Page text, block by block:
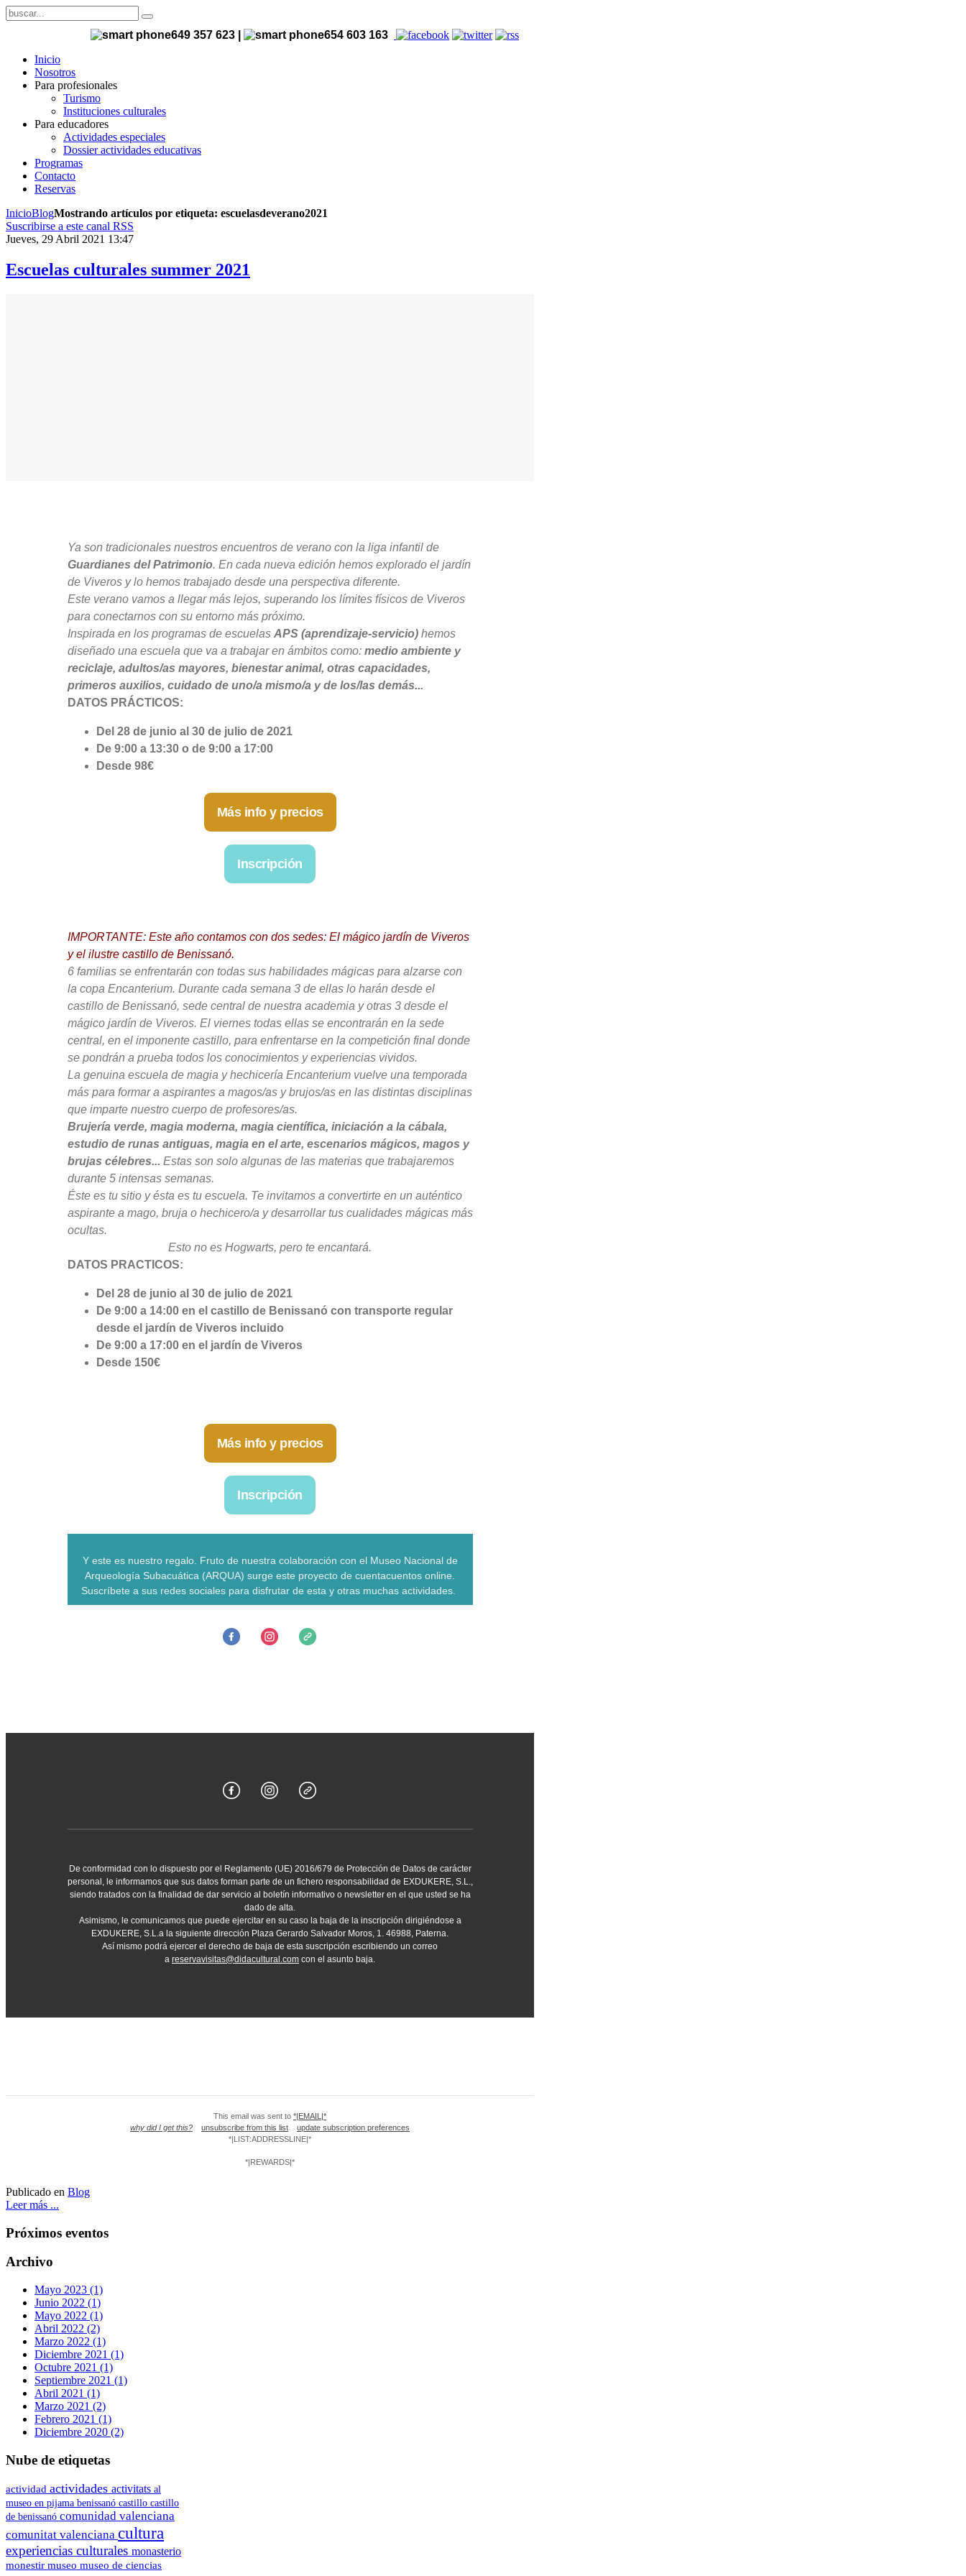
649 357 623 |
654 603 163
Inicio
Nosotros
Para profesionales
Turismo
Instituciones culturales
Para educadores
Actividades especiales
Dossier actividades educativas
Programas
Contacto
Reservas
InicioBlogMostrando artículos por etiqueta: escuelasdeverano2021
Suscribirse a este canal RSS
Jueves, 29 Abril 2021 13:47
Escuelas culturales summer 2021
Ya son tradicionales nuestros encuentros de verano con la liga infantil de
Guardianes del Patrimonio. En cada nueva edición hemos explorado el jardín
de Viveros y lo hemos trabajado desde una perspectiva diferente.
Este verano vamos a llegar más lejos, superando los límites físicos de Viveros
para conectarnos con su entorno más próximo.
Inspirada en los programas de escuelas APS (aprendizaje-servicio)hemos
diseñado una escuela que va a trabajar en ámbitos como: medio ambiente y
reciclaje, adultos/as mayores, bienestar animal, otras capacidades,
primeros auxilios, cuidado de uno/a mismo/a y de los/las demás...
DATOS PRÁCTICOS:
Del 28 de junio al 30 de julio de 2021
De 9:00 a 13:30 o de 9:00 a 17:00
Desde 98€
Más info y precios
Inscripción
IMPORTANTE: Este año contamos con dos sedes: El mágico jardín de Viveros
y el ilustre castillo de Benissanó.
6 familias se enfrentarán con todas sus habilidades mágicas para alzarse con
la copa Encanterium. Durante cada semana 3 de ellas lo harán desde el
castillo de Benissanó, sede central de nuestra academia y otras 3 desde el
mágico jardín de Viveros. El viernes todas ellas se encontrarán en la sede
central, en el imponente castillo, para enfrentarse en la competición final donde
se pondrán a prueba todos los conocimientos y experiencias vividos.
La genuina escuela de magia y hechicería Encanterium vuelve una temporada
más para formar a aspirantes a magos/as y brujos/as en las distintas disciplinas
que imparte nuestro cuerpo de profesores/as.
Brujería verde, magia moderna, magia científica, iniciación a la cábala,
estudio de runas antiguas, magia en el arte, escenarios mágicos, magos y
brujas célebres... Estas son solo algunas de las materias que trabajaremos
durante 5 intensas semanas.
Éste es tu sitio y ésta es tu escuela. Te invitamos a convertirte en un auténtico
aspirante a mago, bruja o hechicero/a y desarrollar tus cualidades mágicas más
ocultas.
Esto no es Hogwarts, pero te encantará.
DATOS PRACTICOS:
Del 28 de junio al 30 de julio de 2021
De 9:00 a 14:00 en el castillo de Benissanó con transporte regular
desde el jardín de Viveros incluido
De 9:00 a 17:00 en el jardín de Viveros
Desde 150€
Más info y precios
Inscripción
Y este es nuestro regalo. Fruto de nuestra colaboración con el Museo Nacional de
Arqueología Subacuática (ARQUA) surge este proyecto de cuentacuentos online.
Suscríbete a sus redes sociales para disfrutar de esta y otras muchas actividades.
De conformidad con lo dispuesto por el Reglamento (UE) 2016/679 de Protección de Datos de carácter
personal, le informamos que sus datos forman parte de un fichero responsabilidad de EXDUKERE, S.L.,
siendo tratados con la finalidad de dar servicio al boletín informativo o newsletter en el que usted se ha
dado de alta.
Asimismo, le comunicamos que puede ejercitar en su caso la baja de la inscripción dirigiéndose a
EXDUKERE, S.L.a la siguiente dirección Plaza Gerardo Salvador Moros, 1. 46988, Paterna.
Así mismo podrá ejercer el derecho de baja de esta suscripción escribiendo un correo
a reservavisitas@didacultural.com con el asunto baja.
This email was sent to *|EMAIL|*
why did I get this?
unsubscribe from this list
update subscription preferences
*|LIST:ADDRESSLINE|*
*|REWARDS|*
Publicado en Blog
Leer más ...
Próximos eventos
Archivo
Mayo 2023 (1)
Junio 2022 (1)
Mayo 2022 (1)
Abril 2022 (2)
Marzo 2022 (1)
Diciembre 2021 (1)
Octubre 2021 (1)
Septiembre 2021 (1)
Abril 2021 (1)
Marzo 2021 (2)
Febrero 2021 (1)
Diciembre 2020 (2)
Nube de etiquetas
actividad actividades activitats al
museo en pijama benissanó castillo castillo
de benissanó comunidad valenciana
comunitat valenciana cultura
experiencias culturales monasterio
monestir museo museo de ciencias